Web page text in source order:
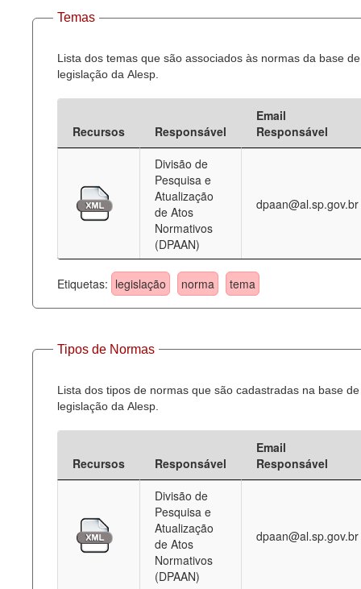
Temas
Lista dos temas que são associados às normas da base de
legislação da Alesp.
Recursos Responsável
Email
Responsável
Divisão de
Pesquisa e
Atualização
de Atos
Normativos
(DPAAN)
dpaan@al.sp.gov.br
Etiquetas: legislação norma tema
Tipos de Normas
Lista dos tipos de normas que são cadastradas na base de
legislação da Alesp.
Recursos Responsável
Email
Responsável
Divisão de
Pesquisa e
Atualização
de Atos
Normativos
(DPAAN)
dpaan@al.sp.gov.br